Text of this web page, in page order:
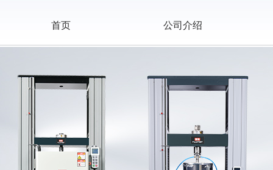
首页 公司介绍